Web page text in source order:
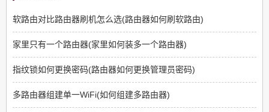
软路由对比路由器刷机怎么选(路由器如何刷软路由)
家里只有一个路由器(家里如何装多一个路由器)
指纹锁如何更换密码(路由器如何更换管理员密码)
多路由器组建单一WiFi(如何组建多路由器)